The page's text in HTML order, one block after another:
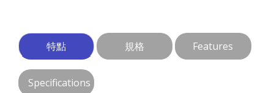
特點 規格 Features
Specifications